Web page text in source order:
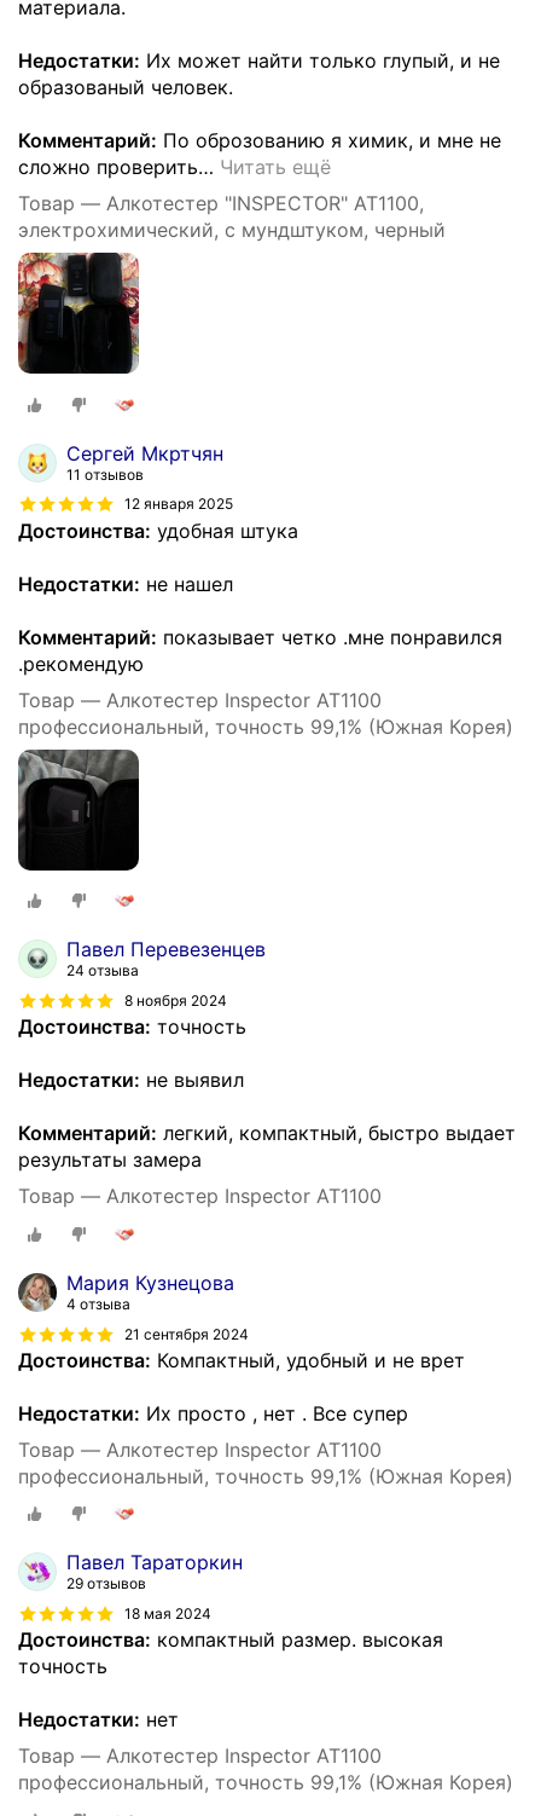
материала.
Недостатки: Их может найти только глупый, и не
образованый человек.
Комментарий: По оброзованию я химик, и мне не
сложно проверить… Читать ещё
Товар — Алкотестер "INSPECTOR" AT1100,
электрохимический, с мундштуком, черный
Сергей Мкртчян
11 отзывов
12 января 2025
Достоинства: удобная штука
Недостатки: не нашел
Комментарий: показывает четко .мне понравился
.рекомендую
Товар — Алкотестер Inspector AT1100
профессиональный, точность 99,1% (Южная Корея)
Павел Перевезенцев
24 отзыва
8 ноября 2024
Достоинства: точность
Недостатки: не выявил
Комментарий: легкий, компактный, быстро выдает
результаты замера
Товар — Алкотестер Inspector AT1100
Мария Кузнецова
4 отзыва
21 сентября 2024
Достоинства: Компактный, удобный и не врет
Недостатки: Их просто , нет . Все супер
Товар — Алкотестер Inspector AT1100
профессиональный, точность 99,1% (Южная Корея)
Павел Тараторкин
29 отзывов
18 мая 2024
Достоинства: компактный размер. высокая
точность
Недостатки: нет
Товар — Алкотестер Inspector AT1100
профессиональный, точность 99,1% (Южная Корея)